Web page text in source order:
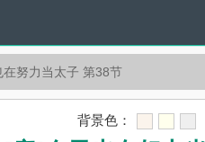
在努力当太子 第38节
背景色：